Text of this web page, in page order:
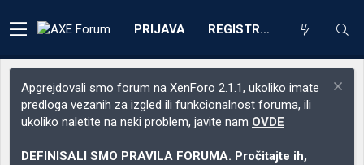
PRIJAVA REGISTRACIJA
Apgrejdovali smo forum na XenForo 2.1.1, ukoliko imate
predloga vezanih za izgled ili funkcionalnost foruma, ili
ukoliko naletite na neki problem, javite nam OVDE
DEFINISALI SMO PRAVILA FORUMA. Pročitajte ih,